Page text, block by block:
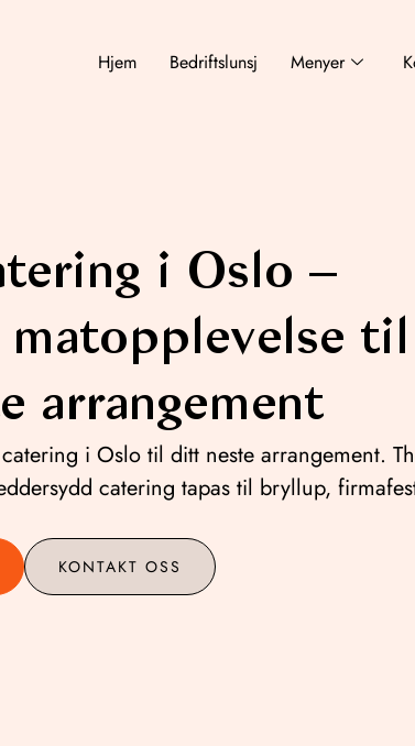
Hjem Bedriftslunsj Menyer
i Oslo –
til
arrangement
i Oslo til ditt neste arrangement.
catering tapas til bryllup,
KONTAKT OSS